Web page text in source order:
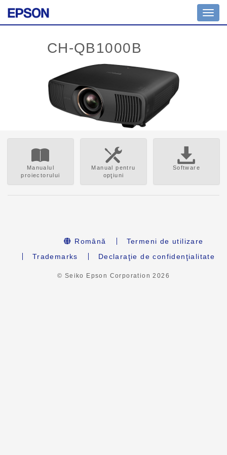
Manualul
proiectorului
Manual pentru
opţiuni
Software
Română
Termeni de utilizare
Trademarks
Declaraţie de confidenţialitate
© Seiko Epson Corporation2026